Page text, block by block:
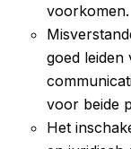
voorkomen.
goed leiden
voor beide
Het